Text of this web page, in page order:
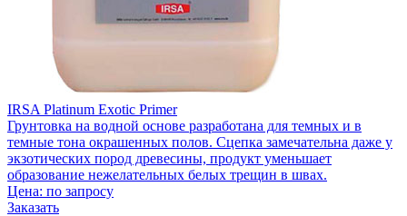
IRSA Platinum Exotic Primer
Грунтовка на водной основе разработана для темных и в
темные тона окрашенных полов. Сцепка замечательна даже у
экзотических пород древесины, продукт уменьшает
образование нежелательных белых трещин в швах.
Цена: по запросу
Заказать